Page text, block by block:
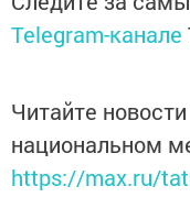
Telegram-канале
Читайте
национальном
https://max.ru/